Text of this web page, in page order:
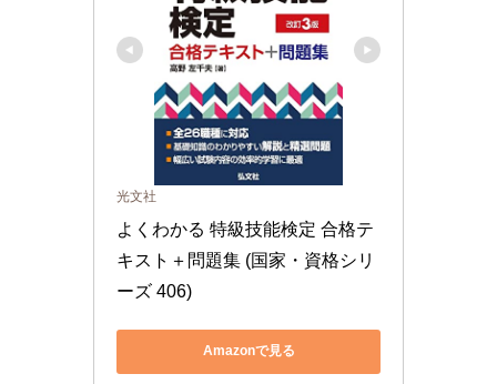
光文社
よくわかる 特級技能検定 合格テ
キスト＋問題集 (国家・資格シリ
ーズ 406)
Amazonで見る